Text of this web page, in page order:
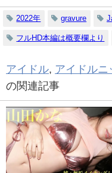
2022年 gravure
フルHD本編は概要欄より
アイドル, アイドルニ
の関連記事